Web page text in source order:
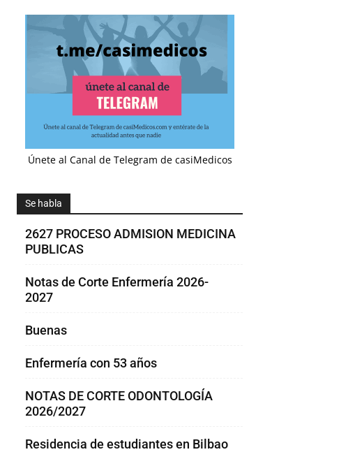
Únete al Canal de Telegram de casiMedicos
Se habla
2627 PROCESO ADMISION MEDICINA
PUBLICAS
Notas de Corte Enfermería 2026-
2027
Buenas
Enfermería con 53 años
NOTAS DE CORTE ODONTOLOGÍA
2026/2027
Residencia de estudiantes en Bilbao